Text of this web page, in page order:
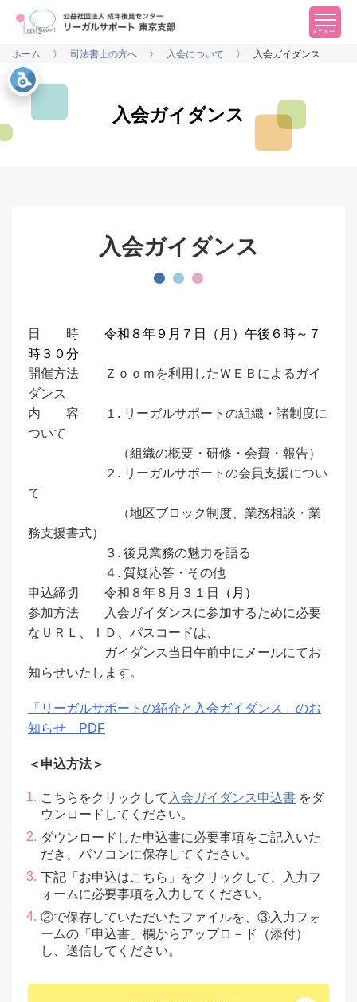
メニュー
ホーム 司法書士の方へ 入会について 入会ガイダンス
入会ガイダンス
入会ガイダンス
日 時 令和８年９月７日（月）午後６時～７
時３０分
開催方法 Ｚｏｏｍを利用したＷＥＢによるガイ
ダンス
内 容 １. リーガルサポートの組織・諸制度に
ついて
（組織の概要・研修・会費・報告）
２. リーガルサポートの会員支援につい
て
（地区ブロック制度、業務相談・業
務支援書式）
３. 後見業務の魅力を語る
４. 質疑応答・その他
申込締切 令和８年８月３１日
（月）
参加方法 入会ガイダンスに参加するために必要
なＵＲＬ、ＩＤ、パスコードは、
ガイダンス当日午前中にメールにてお
知らせいたします。
「リーガルサポートの紹介と入会ガイダンス」のお
知らせ PDF
＜申込方法＞
こちらをクリックして 入会ガイダンス申込書 をダ
ウンロードしてください。
ダウンロードした申込書に必要事項をご記入いた
だき、パソコンに保存してください。
下記「お申込はこちら」をクリックして、入力フ
ォームに必要事項を入力してください。
②で保存していただいたファイルを、③入力フォ
ームの「申込書」欄からアップロ－ド（添付）
し、送信してください。